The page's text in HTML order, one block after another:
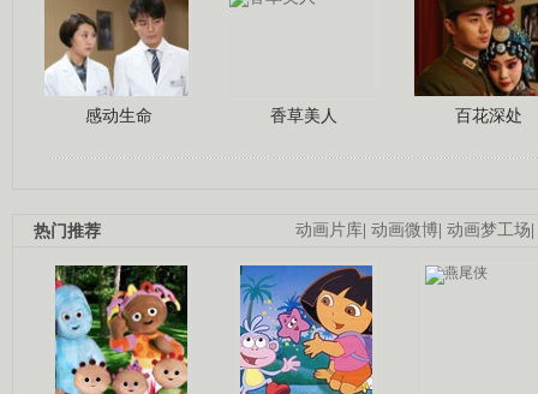
感动生命 香草美人 百花深处
动画片库| 动画微博| 动画梦工场|
热门推荐